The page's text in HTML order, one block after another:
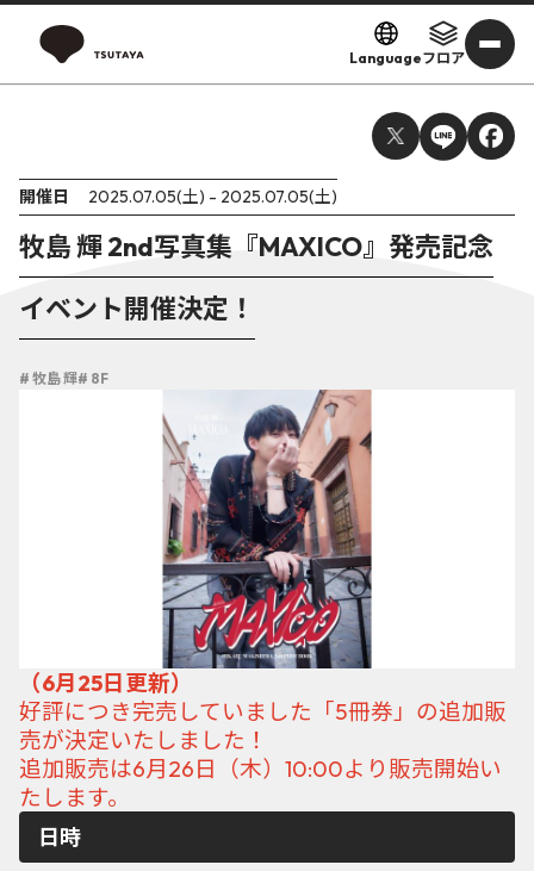
Languageフロア
開催日 2025.07.05(土) - 2025.07.05(土)
牧島 輝 2nd写真集『MAXICO』発売記念
イベント開催決定！
# 牧島 輝# 8F
（6月25日更新）
好評につき完売していました「5冊券」の追加販
売が決定いたしました！
追加販売は6月26日（木）10:00より販売開始い
たします。
日時